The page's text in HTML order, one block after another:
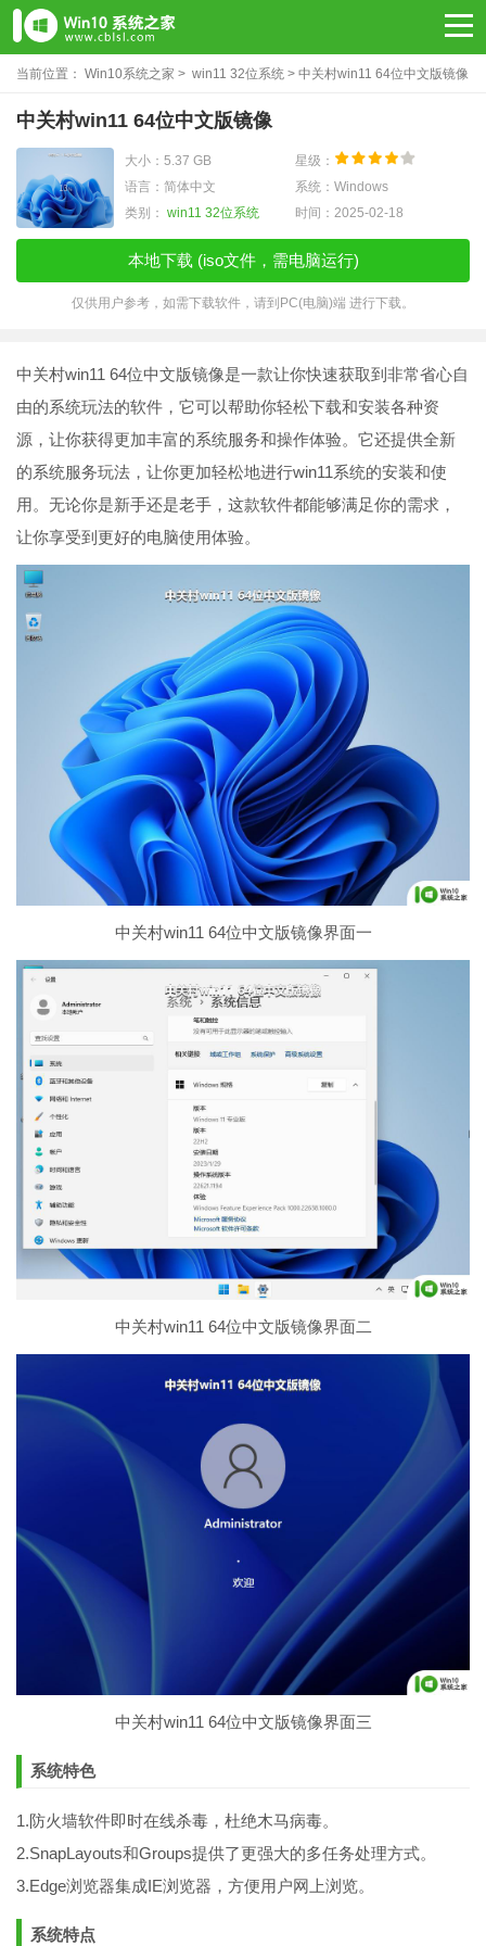
当前位置： Win10系统之家 > win11 32位系统 > 中关村win11 64位中文版镜像
中关村win11 64位中文版镜像
大小：5.37 GB
星级：
语言：简体中文
系统：Windows
类别： win11 32位系统 时间：2025-02-18
本地下载 (iso文件，需电脑运行)
仅供用户参考，如需下载软件，请到PC(电脑)端 进行下载。
中关村win11 64位中文版镜像是一款让你快速获取到非常省心自
由的系统玩法的软件，它可以帮助你轻松下载和安装各种资
源，让你获得更加丰富的系统服务和操作体验。它还提供全新
的系统服务玩法，让你更加轻松地进行win11系统的安装和使
用。无论你是新手还是老手，这款软件都能够满足你的需求，
让你享受到更好的电脑使用体验。
中关村win11 64位中文版镜像界面一
中关村win11 64位中文版镜像界面二
中关村win11 64位中文版镜像界面三
系统特色
1.防火墙软件即时在线杀毒，杜绝木马病毒。
2.SnapLayouts和Groups提供了更强大的多任务处理方式。
3.Edge浏览器集成IE浏览器，方便用户网上浏览。
系统特点